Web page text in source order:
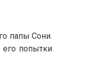
папы Сони.
попытки